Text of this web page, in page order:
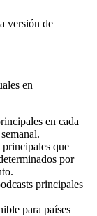
versión de
en
en cada
principales que
por
principales
para países